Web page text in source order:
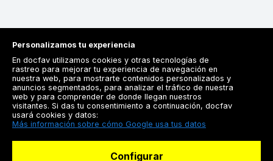
Registrarse
Docfav
Personalizamos tu experiencia
En docfav utilizamos cookies y otras tecnologías de
rastreo para mejorar tu experiencia de navegación en
nuestra web, para mostrarte contenidos personalizados y
anuncios segmentados, para analizar el tráfico de nuestra
web y para comprender de donde llegan nuestros
visitantes. Si das tu consentimiento a continuación, docfav
usará cookies y datos:
Más información sobre cómo Google usa tus datos
Configurar